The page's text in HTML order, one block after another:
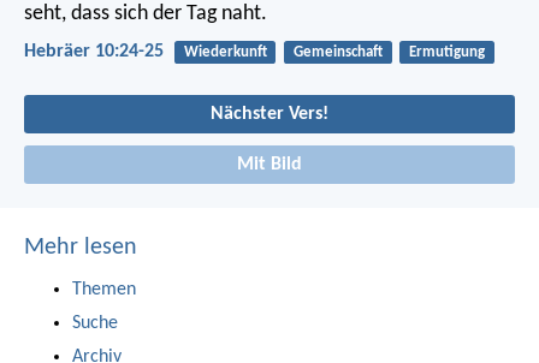
seht, dass sich der Tag naht.
Hebräer 10:24-25 Wiederkunft Gemeinschaft Ermutigung
Nächster Vers!
Mit Bild
Mehr lesen
Themen
Suche
Archiv